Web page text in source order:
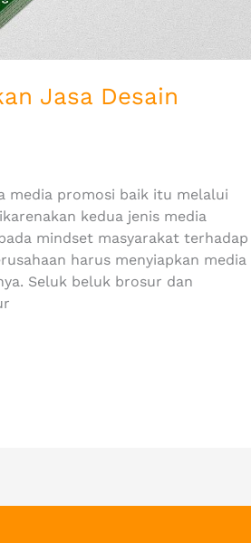
Jasa Desain
media promosi baik itu melalui
kedua jenis media
mindset masyarakat terhadap
harus menyiapkan media
Seluk beluk brosur dan